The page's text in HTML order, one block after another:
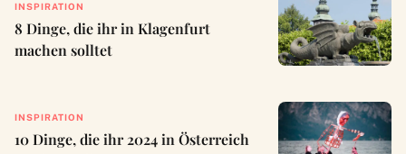
INSPIRATION
8 Dinge, die ihr in Klagenfurt
machen solltet
INSPIRATION
10 Dinge, die ihr 2024 in Österreich